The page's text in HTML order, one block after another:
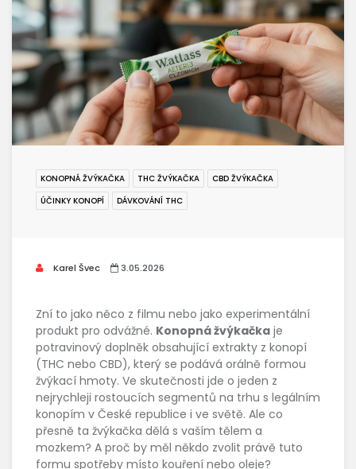
KONOPNÁ ŽVÝKAČKA THC ŽVÝKAČKA
CBD ŽVÝKAČKA
ÚČINKY KONOPÍ
DÁVKOVÁNÍ THC
Karel Švec 3.05.2026
Zní to jako něco z filmu nebo jako experimentální
produkt pro odvážné. Konopná žvýkačka je
potravinový doplněk obsahující extrakty z konopí
(THC nebo CBD), který se podává orálně formou
žvýkací hmoty. Ve skutečnosti jde o jeden z
nejrychleji rostoucích segmentů na trhu s legálním
konopím v České republice i ve světě. Ale co
přesně ta žvýkačka dělá s vaším tělem a
mozkem? A proč by měl někdo zvolit právě tuto
formu spotřeby místo kouření nebo oleje?